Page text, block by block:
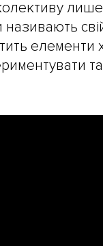
елементи